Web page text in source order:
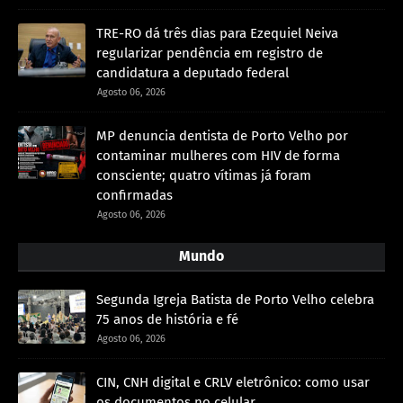
TRE-RO dá três dias para Ezequiel Neiva
regularizar pendência em registro de
candidatura a deputado federal
Agosto 06, 2026
MP denuncia dentista de Porto Velho por
contaminar mulheres com HIV de forma
consciente; quatro vítimas já foram
confirmadas
Agosto 06, 2026
Mundo
Segunda Igreja Batista de Porto Velho celebra
75 anos de história e fé
Agosto 06, 2026
CIN, CNH digital e CRLV eletrônico: como usar